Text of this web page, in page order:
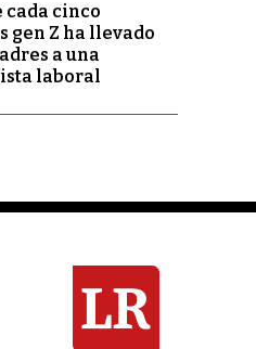
cada cinco
gen Z ha llevado
a una
laboral